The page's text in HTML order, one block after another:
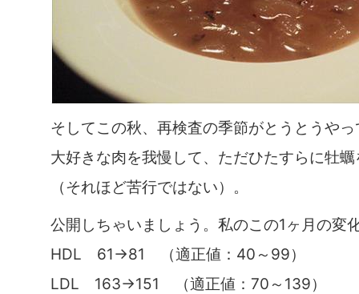
そしてこの秋、再検査の季節がとうとうや
大好きな肉を我慢して、ただひたすらに牡
（それほど苦行ではない）。
公開しちゃいましょう。私のこの1ヶ月の変
HDL 61→81 （適正値：40～99）
LDL 163→151 （適正値：70～139）